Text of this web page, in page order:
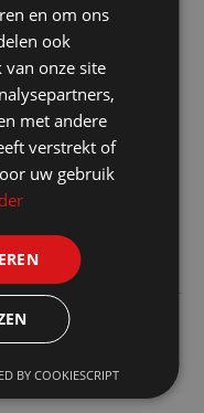
Pastinenveloppe
en om ons
ook
onze site
met andere
verstrekt of
uw gebruik
BY COOKIESCRIPT